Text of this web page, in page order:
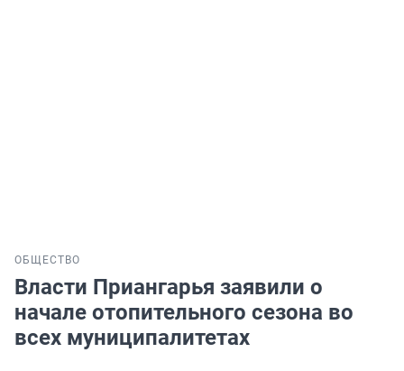
ОБЩЕСТВО
Власти Приангарья заявили о
начале отопительного сезона во
всех муниципалитетах